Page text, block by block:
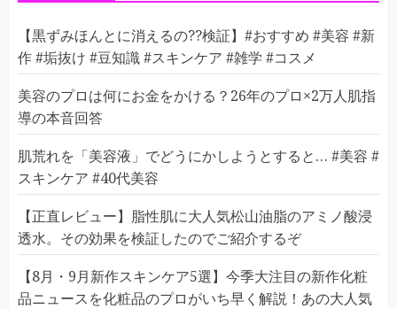
【黒ずみほんとに消えるの??検証】#おすすめ #美容 #新
作 #垢抜け #豆知識 #スキンケア #雑学 #コスメ
美容のプロは何にお金をかける？26年のプロ×2万人肌指
導の本音回答
肌荒れを「美容液」でどうにかしようとすると… #美容 #
スキンケア #40代美容
【正直レビュー】脂性肌に大人気松山油脂のアミノ酸浸
透水。その効果を検証したのでご紹介するぞ
【8月・9月新作スキンケア5選】今季大注目の新作化粧
品ニュースを化粧品のプロがいち早く解説！あの大人気